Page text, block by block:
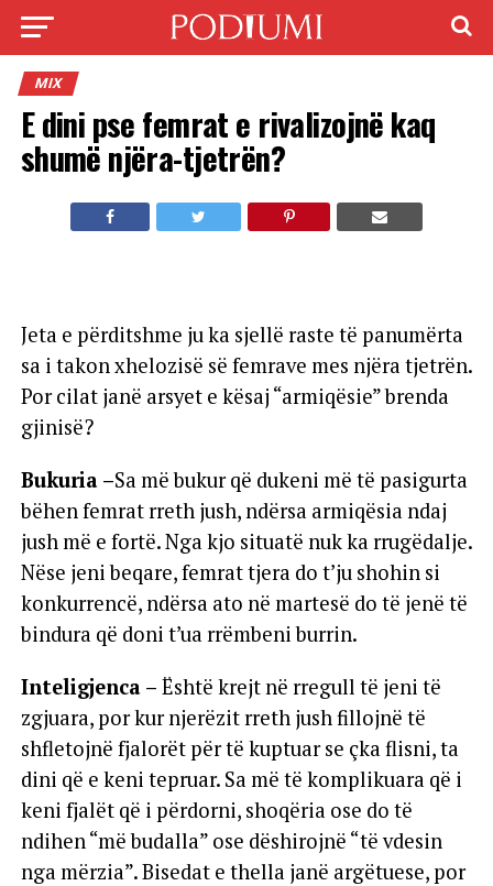
MIX
E dini pse femrat e rivalizojnë kaq
shumë njëra-tjetrën?
Jeta e përditshme ju ka sjellë raste të panumërta
sa i takon xhelozisë së femrave mes njëra tjetrën.
Por cilat janë arsyet e kësaj “armiqësie” brenda
gjinisë?
Bukuria –Sa më bukur që dukeni më të pasigurta
bëhen femrat rreth jush, ndërsa armiqësia ndaj
jush më e fortë. Nga kjo situatë nuk ka rrugëdalje.
Nëse jeni beqare, femrat tjera do t’ju shohin si
konkurrencë, ndërsa ato në martesë do të jenë të
bindura që doni t’ua rrëmbeni burrin.
Inteligjenca – Është krejt në rregull të jeni të
zgjuara, por kur njerëzit rreth jush fillojnë të
shfletojnë fjalorët për të kuptuar se çka flisni, ta
dini që e keni tepruar. Sa më të komplikuara që i
keni fjalët që i përdorni, shoqëria ose do të
ndihen “më budalla” ose dëshirojnë “të vdesin
nga mërzia”. Bisedat e thella janë argëtuese, por